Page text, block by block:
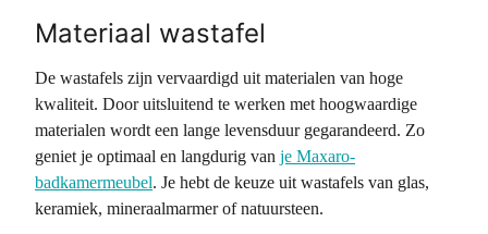
Materiaal wastafel
De wastafels zijn vervaardigd uit materialen van hoge
kwaliteit. Door uitsluitend te werken met hoogwaardige
materialen wordt een lange levensduur gegarandeerd. Zo
geniet je optimaal en langdurig van je Maxaro-
badkamermeubel. Je hebt de keuze uit wastafels van glas,
keramiek, mineraalmarmer of natuursteen.